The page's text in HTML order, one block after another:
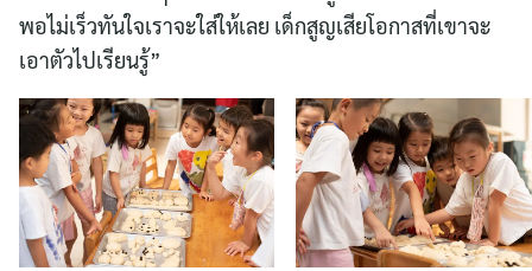
พอไม่เร็วทันใจเราจะใส่ให้เลย เด็กสูญเสียโอกาสที่เขาจะ
เอาตัวไปเรียนรู้”